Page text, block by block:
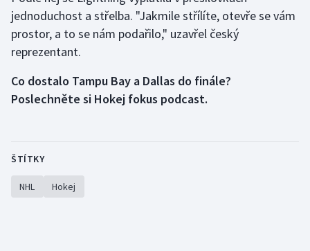
Rychlostní kanoistika
Short track
Sportovní střelba
Triatlon
Veslování
jednoduchost a střelba. "Jakmile střílíte, otevře se vám
prostor, a to se nám podařilo," uzavřel český
reprezentant.
Co dostalo Tampu Bay a Dallas do finále?
Poslechněte si Hokej fokus podcast.
ŠTÍTKY
NHL Hokej